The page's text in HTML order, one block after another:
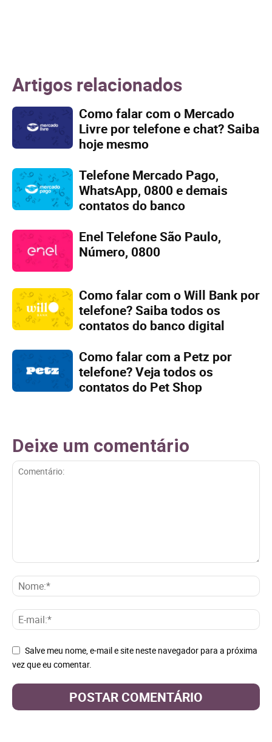
Artigos relacionados
Como falar com o Mercado
Livre por telefone e chat? Saiba
hoje mesmo
Telefone Mercado Pago,
WhatsApp, 0800 e demais
contatos do banco
Enel Telefone São Paulo,
Número, 0800
Como falar com o Will Bank por
telefone? Saiba todos os
contatos do banco digital
Como falar com a Petz por
telefone? Veja todos os
contatos do Pet Shop
Deixe um comentário
Salve meu nome, e-mail e site neste navegador para a próxima
vez que eu comentar.